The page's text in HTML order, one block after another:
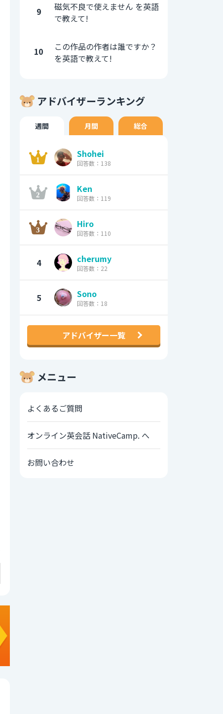
9
磁気不良で使えません を英語
で教えて!
10
この作品の作者は誰ですか？
を英語で教えて!
アドバイザーランキング
週間 月間 総合
Shohei
回答数：138
Ken
回答数：119
Hiro
回答数：110
4 cherumy
回答数：22
5 Sono
回答数：18
アドバイザー一覧
メニュー
よくあるご質問
オンライン英会話 NativeCamp. へ
お問い合わせ